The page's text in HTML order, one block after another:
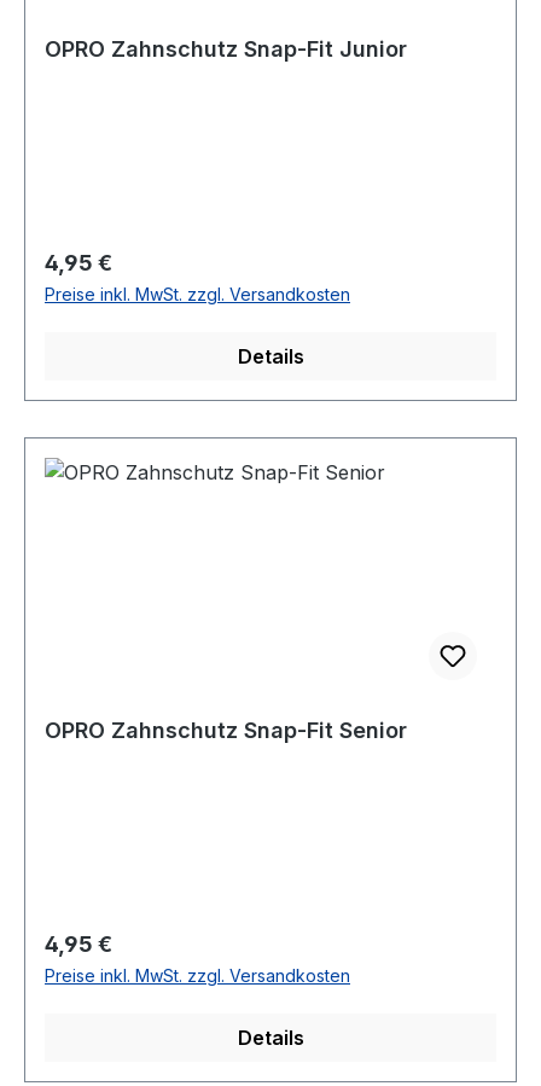
OPRO Zahnschutz Snap-Fit Junior
Regulärer Preis:
4,95 €
Preise inkl. MwSt. zzgl. Versandkosten
Details
OPRO Zahnschutz Snap-Fit Senior
Regulärer Preis:
4,95 €
Preise inkl. MwSt. zzgl. Versandkosten
Details